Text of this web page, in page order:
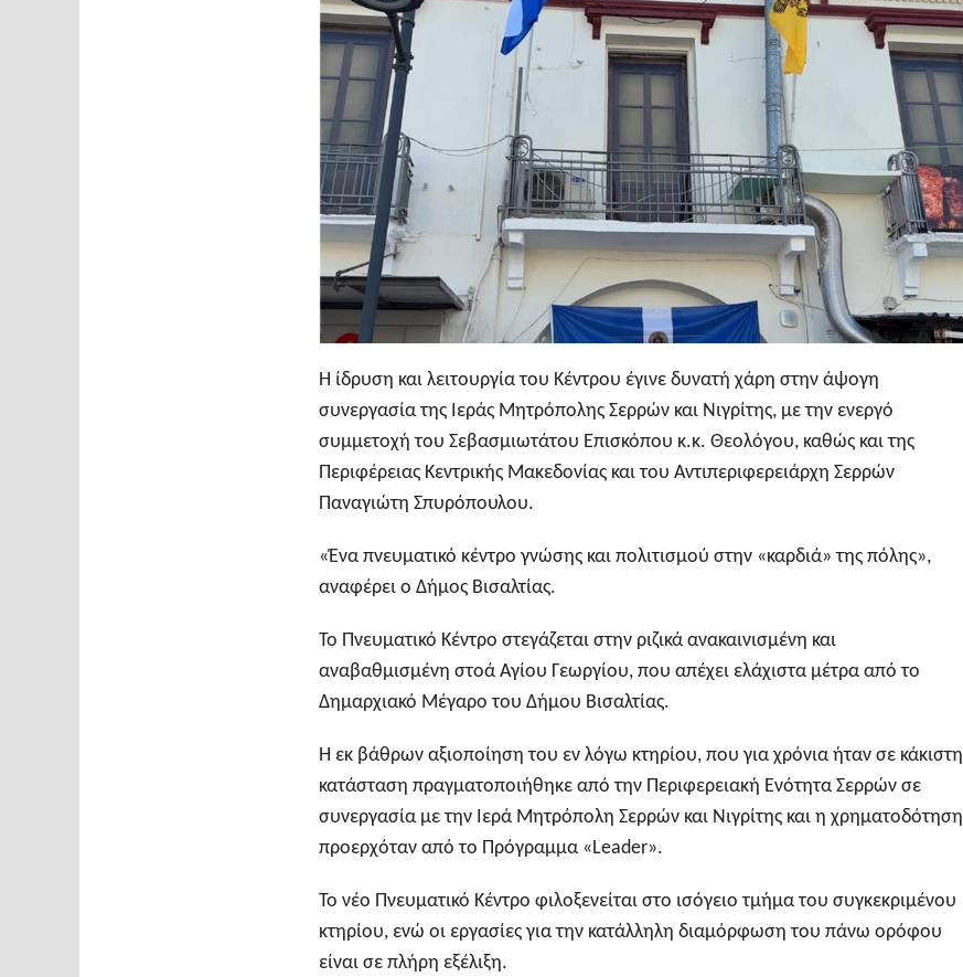
Η ίδρυση και λειτουργία του Κέντρου έγινε δυνατή χάρη στην άψογη
συνεργασία της Ιεράς Μητρόπολης Σερρών και Νιγρίτης, με την ενεργό
συμμετοχή του Σεβασμιωτάτου Επισκόπου κ.κ. Θεολόγου, καθώς και της
Περιφέρειας Κεντρικής Μακεδονίας και του Αντιπεριφερειάρχη Σερρών
Παναγιώτη Σπυρόπουλου.
«Ένα πνευματικό κέντρο γνώσης και πολιτισμού στην «καρδιά» της πόλης»,
αναφέρει ο Δήμος Βισαλτίας.
Το Πνευματικό Κέντρο στεγάζεται στην ριζικά ανακαινισμένη και
αναβαθμισμένη στοά Αγίου Γεωργίου, που απέχει ελάχιστα μέτρα από το
Δημαρχιακό Μέγαρο του Δήμου Βισαλτίας.
Η εκ βάθρων αξιοποίηση του εν λόγω κτηρίου, που για χρόνια ήταν σε κάκιστη
κατάσταση πραγματοποιήθηκε από την Περιφερειακή Ενότητα Σερρών σε
συνεργασία με την Ιερά Μητρόπολη Σερρών και Νιγρίτης και η χρηματοδότηση
προερχόταν από το Πρόγραμμα «Leader».
Το νέο Πνευματικό Κέντρο φιλοξενείται στο ισόγειο τμήμα του συγκεκριμένου
κτηρίου, ενώ οι εργασίες για την κατάλληλη διαμόρφωση του πάνω ορόφου
είναι σε πλήρη εξέλιξη.